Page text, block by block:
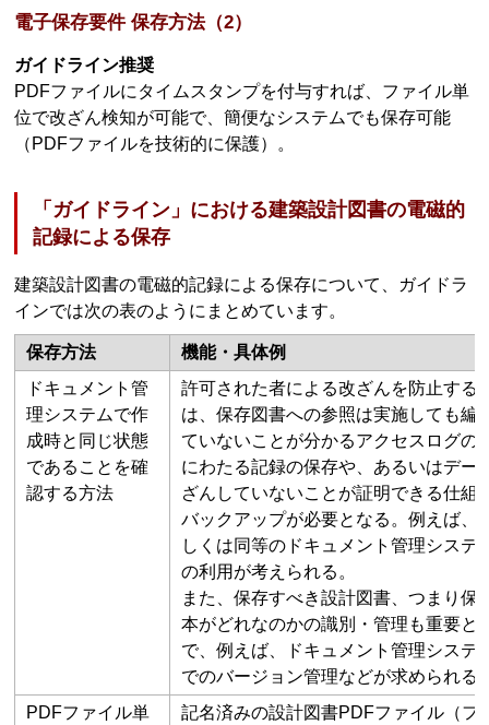
電子保存要件 保存方法（2）
ガイドライン推奨
PDFファイルにタイムスタンプを付与すれば、ファイル単
位で改ざん検知が可能で、簡便なシステムでも保存可能
（PDFファイルを技術的に保護）。
「ガイドライン」における建築設計図書の電磁的
記録による保存
建築設計図書の電磁的記録による保存について、ガイドラ
インでは次の表のようにまとめています。
保存方法
機能・具体例
ドキュメント管
理システムで作
成時と同じ状態
であることを確
認する方法
許可された者による改ざんを防止する
は、保存図書への参照は実施しても編
ていないことが分かるアクセスログの
にわたる記録の保存や、あるいはデー
ざんしていないことが証明できる仕組
バックアップが必要となる。例えば、
しくは同等のドキュメント管理システ
の利用が考えられる。
また、保存すべき設計図書、つまり保
本がどれなのかの識別・管理も重要と
で、例えば、ドキュメント管理システ
でのバージョン管理などが求められる
PDFファイル単
記名済みの設計図書PDFファイル（フ